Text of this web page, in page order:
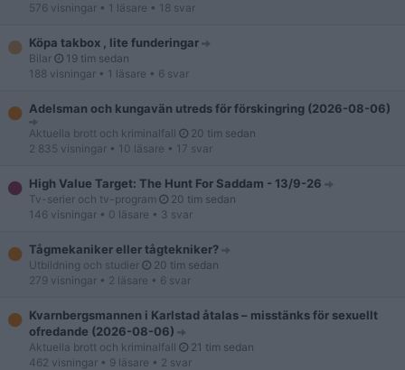
576 visningar • 1 läsare • 18 svar
Köpa takbox , lite funderingar
Bilar
19 tim sedan
188 visningar • 1 läsare • 6 svar
Adelsman och kungavän utreds för förskingring (2026-08-06)
Aktuella brott och kriminalfall
20 tim sedan
2 835 visningar • 10 läsare • 17 svar
High Value Target: The Hunt For Saddam - 13/9-26
Tv-serier och tv-program
20 tim sedan
146 visningar • 0 läsare • 3 svar
Tågmekaniker eller tågtekniker?
Utbildning och studier
20 tim sedan
279 visningar • 2 läsare • 6 svar
Kvarnbergsmannen i Karlstad åtalas – misstänks för sexuellt
ofredande (2026-08-06)
Aktuella brott och kriminalfall
21 tim sedan
462 visningar • 9 läsare • 2 svar